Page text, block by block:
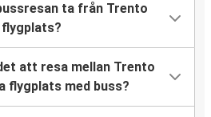
ta från Trento
att resa mellan Trento
flygplats med buss?